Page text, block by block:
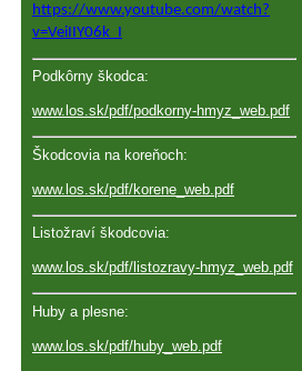
https://www.youtube.com/watch?
v=VeiIIY06k_I
Podkôrny škodca:
www.los.sk/pdf/podkorny-hmyz_web.pdf
Škodcovia na koreňoch:
www.los.sk/pdf/korene_web.pdf
Listožraví škodcovia:
www.los.sk/pdf/listozravy-hmyz_web.pdf
Huby a plesne:
www.los.sk/pdf/huby_web.pdf